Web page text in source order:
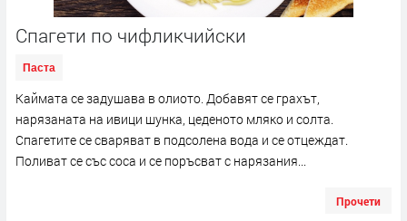
Спагети по чифликчийски
Паста
Каймата се задушава в олиото. Добавят се грахът,
нарязаната на ивици шунка, цеденото мляко и солта.
Спагетите се сваряват в подсолена вода и се отцеждат.
Поливат се със соса и се поръсват с нарязания...
Прочети